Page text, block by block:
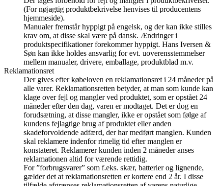
(For nøjagtig produktbekrivelse henvises til producentens
hjemmeside).
Manualer fremstår hyppigt på engelsk, og der kan ikke stilles
krav om, at disse skal være på dansk. Ændringer i
produktspecifikationer forekommer hyppigt. Hans Iversen &
Søn kan ikke holdes ansvarlig for evt. uoverensstemmelser
mellem manualer, drivere, emballage, produktblad m.v.
Reklamationsret
Der gives efter købeloven en reklamationsret i 24 måneder på
alle varer. Reklamationsretten betyder, at man som kunde kan
klage over fejl og mangler ved produktet, som er opstået 24
måneder efter den dag, varen er modtaget. Det er dog en
forudsætning, at disse mangler, ikke er opstået som følge af
kundens fejlagtige brug af produktet eller anden
skadeforvoldende adfærd, der har medført manglen. Kunden
skal reklamere indenfor rimelig tid efter manglen er
konstateret. Reklamerer kunden inden 2 måneder anses
reklamationen altid for værende rettidig.
For ”forbrugsvarer” som f.eks. skær, batterier og lignende,
gælder det at reklamationsretten er kortere end 2 år. I disse